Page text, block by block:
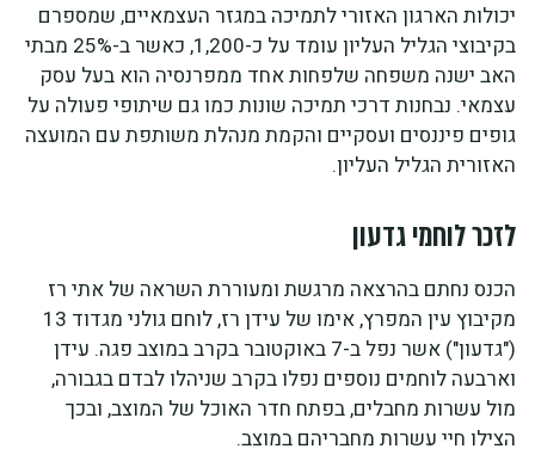
יכולות הארגון האזורי לתמיכה במגזר העצמאיים, שמספרם
בקיבוצי הגליל העליון עומד על כ-1,200, כאשר ב-25% מבתי
האב ישנה משפחה שלפחות אחד ממפרנסיה הוא בעל עסק
עצמאי. נבחנות דרכי תמיכה שונות כמו גם שיתופי פעולה על
גופים פיננסים ועסקיים והקמת מנהלת משותפת עם המועצה
האזורית הגליל העליון.
לזכר לוחמי גדעון
הכנס נחתם בהרצאה מרגשת ומעוררת השראה של אתי רז
מקיבוץ עין המפרץ, אימו של עידן רז, לוחם גולני מגדוד 13
("גדעון") אשר נפל ב-7 באוקטובר בקרב במוצב פגה. עידן
וארבעה לוחמים נוספים נפלו בקרב שניהלו לבדם בגבורה,
מול עשרות מחבלים, בפתח חדר האוכל של המוצב, ובכך
הצילו חיי עשרות מחבריהם במוצב.